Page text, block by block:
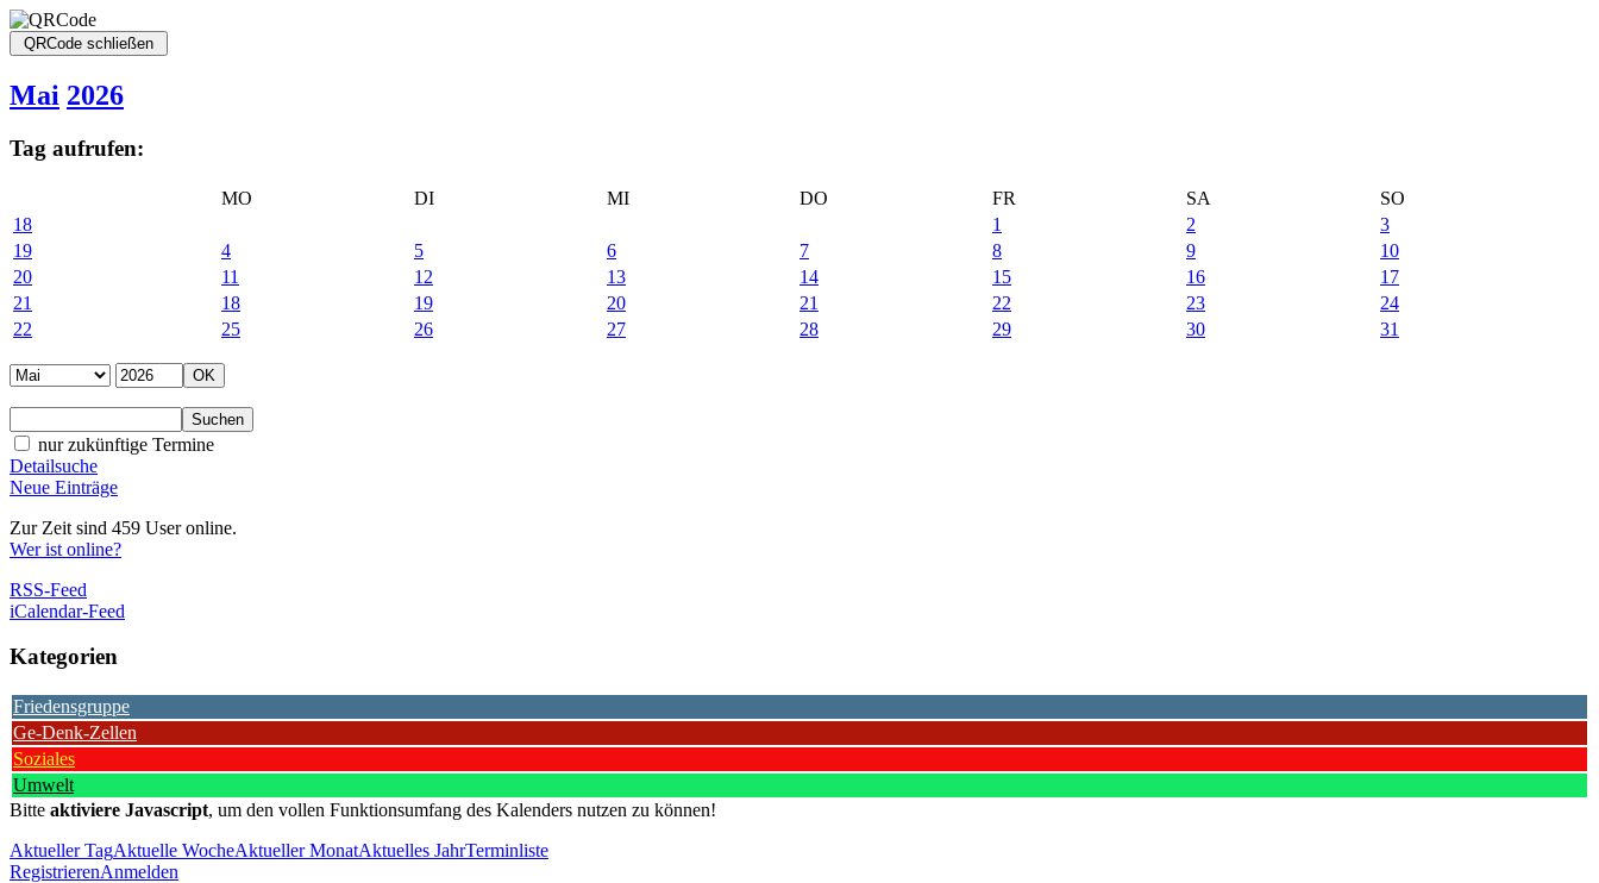
Mai 2026
Tag aufrufen:
MO DI MI DO FR SA
SO
18
1 2
3
19
4 5 6 7 8 9
10
20
11 12 13 14 15 16
17
21
18 19 20 21 22 23
24
22
25 26 27 28 29 30 31
nur zukünftige Termine
Detailsuche
Neue Einträge
Zur Zeit sind 459 User online.
Wer ist online?
RSS-Feed
iCalendar-Feed
Kategorien
Friedensgruppe
Ge-Denk-Zellen
Soziales
Umwelt
Bitte aktiviere Javascript, um den vollen Funktionsumfang des Kalenders nutzen zu können!
Aktueller TagAktuelle WocheAktueller MonatAktuelles JahrTerminliste
RegistrierenAnmelden